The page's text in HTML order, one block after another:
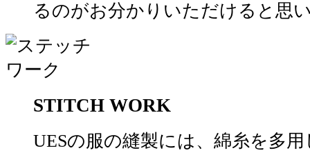
るのがお分かりいただけると思
STITCH WORK
UESの服の縫製には、綿糸を多